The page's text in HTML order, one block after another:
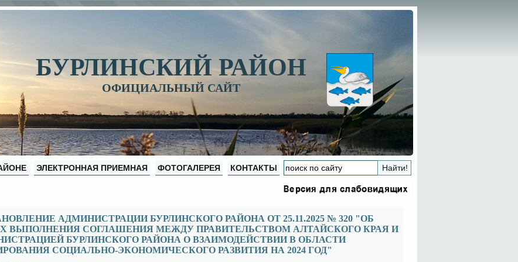
БУРЛИНСКИЙ РАЙОН
ОФИЦИАЛЬНЫЙ САЙТ
ЭЛЕКТРОННАЯ ПРИЕМНАЯ ФОТОГАЛЕРЕЯ КОНТАКТЫ
АДМИНИСТРАЦИИ БУРЛИНСКОГО РАЙОНА ОТ 25.11.2025 № 320 "ОБ
ВЫПОЛНЕНИЯ СОГЛАШЕНИЯ МЕЖДУ ПРАВИТЕЛЬСТВОМ АЛТАЙСКОГО КРАЯ И
БУРЛИНСКОГО РАЙОНА О ВЗАИМОДЕЙСТВИИ В ОБЛАСТИ
СОЦИАЛЬНО-ЭКОНОМИЧЕСКОГО РАЗВИТИЯ НА 2024 ГОД"